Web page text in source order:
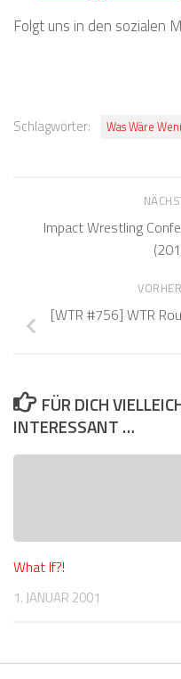
Folgt uns in den sozialen
Schlagwörter: Was Wäre
Impact Wrestling
[WTR #756] WTR
FÜR DICH
INTERESSANT …
What If?!
1. JANUAR 2001